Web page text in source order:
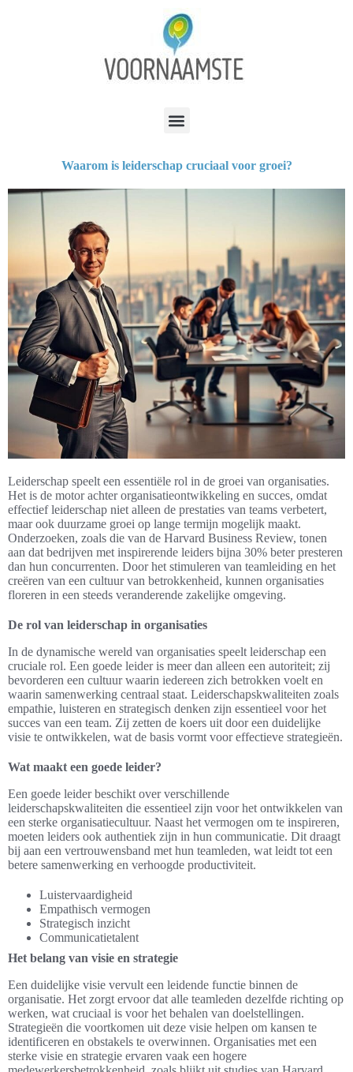
Waarom is leiderschap cruciaal voor groei?
Leiderschap speelt een essentiële rol in de groei van organisaties.
Het is de motor achter organisatieontwikkeling en succes, omdat
effectief leiderschap niet alleen de prestaties van teams verbetert,
maar ook duurzame groei op lange termijn mogelijk maakt.
Onderzoeken, zoals die van de Harvard Business Review, tonen
aan dat bedrijven met inspirerende leiders bijna 30% beter presteren
dan hun concurrenten. Door het stimuleren van teamleiding en het
creëren van een cultuur van betrokkenheid, kunnen organisaties
floreren in een steeds veranderende zakelijke omgeving.
De rol van leiderschap in organisaties
In de dynamische wereld van organisaties speelt leiderschap een
cruciale rol. Een goede leider is meer dan alleen een autoriteit; zij
bevorderen een cultuur waarin iedereen zich betrokken voelt en
waarin samenwerking centraal staat. Leiderschapskwaliteiten zoals
empathie, luisteren en strategisch denken zijn essentieel voor het
succes van een team. Zij zetten de koers uit door een duidelijke
visie te ontwikkelen, wat de basis vormt voor effectieve strategieën.
Wat maakt een goede leider?
Een goede leider beschikt over verschillende
leiderschapskwaliteiten die essentieel zijn voor het ontwikkelen van
een sterke organisatiecultuur. Naast het vermogen om te inspireren,
moeten leiders ook authentiek zijn in hun communicatie. Dit draagt
bij aan een vertrouwensband met hun teamleden, wat leidt tot een
betere samenwerking en verhoogde productiviteit.
Luistervaardigheid
Empathisch vermogen
Strategisch inzicht
Communicatietalent
Het belang van visie en strategie
Een duidelijke visie vervult een leidende functie binnen de
organisatie. Het zorgt ervoor dat alle teamleden dezelfde richting op
werken, wat cruciaal is voor het behalen van doelstellingen.
Strategieën die voortkomen uit deze visie helpen om kansen te
identificeren en obstakels te overwinnen. Organisaties met een
sterke visie en strategie ervaren vaak een hogere